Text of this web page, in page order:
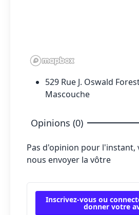
529 Rue J. Oswald
Mascouche
Opinions (0)
Pas d'opinion pour l'instant,
nous envoyer la vôtre
Inscrivez-vous ou
donner votre